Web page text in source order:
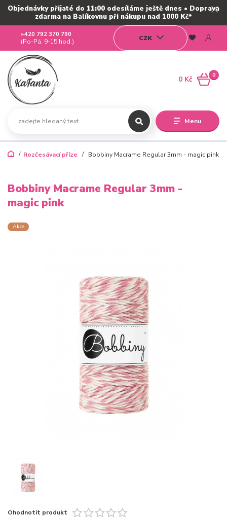
Objednávky přijaté do 11:00 odesíláme ještě dnes • Doprava
zdarma na Balíkovnu při nákupu nad 1000 Kč*
Menu
CZK
+420 792 370 790
(Po-Pá, 9-15 hod.)
0
0 Kč
Rozčesávací příze Bobbiny Macrame Regular 3mm - magic pink
Bobbiny Macrame Regular 3mm -
magic pink
Akce
Ohodnotit produkt